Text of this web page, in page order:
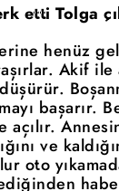
etti Tolga
henüz
Akif ile
başarır.
açılır.
ve
oto